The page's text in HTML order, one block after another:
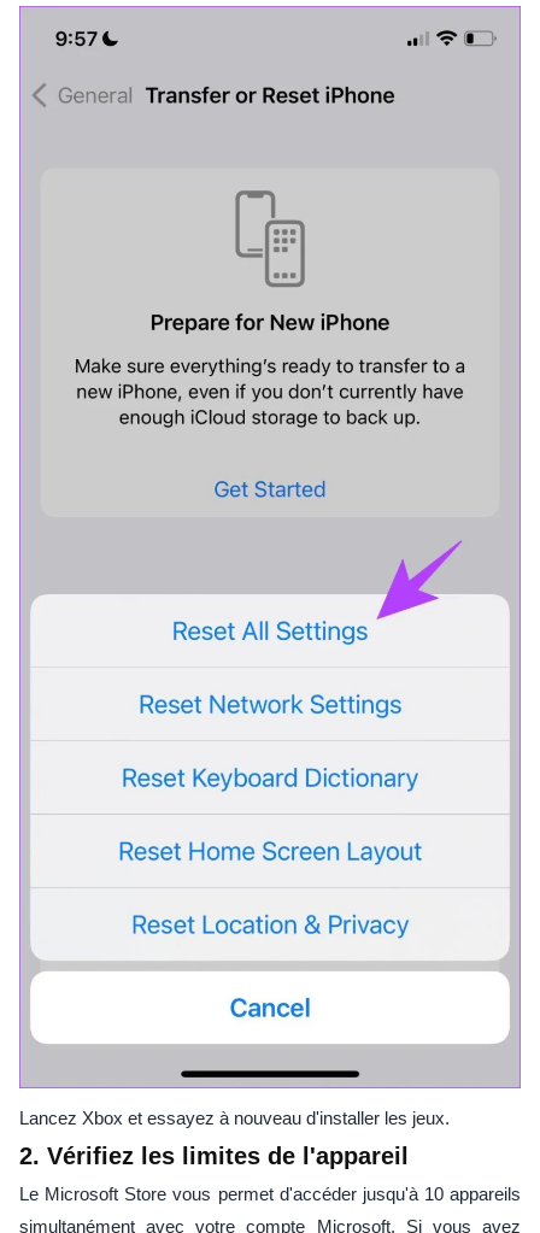
Lancez Xbox et essayez à nouveau d'installer les jeux.
2. Vérifiez les limites de l'appareil
Le Microsoft Store vous permet d'accéder jusqu'à 10 appareils
simultanément avec votre compte Microsoft. Si vous avez